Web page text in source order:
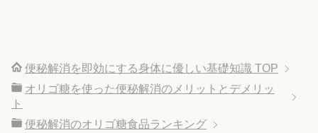
便秘解消を即効にする身体に優しい基礎知識 TOP
オリゴ糖を使った便秘解消のメリットとデメリッ
ト
便秘解消のオリゴ糖食品ランキング